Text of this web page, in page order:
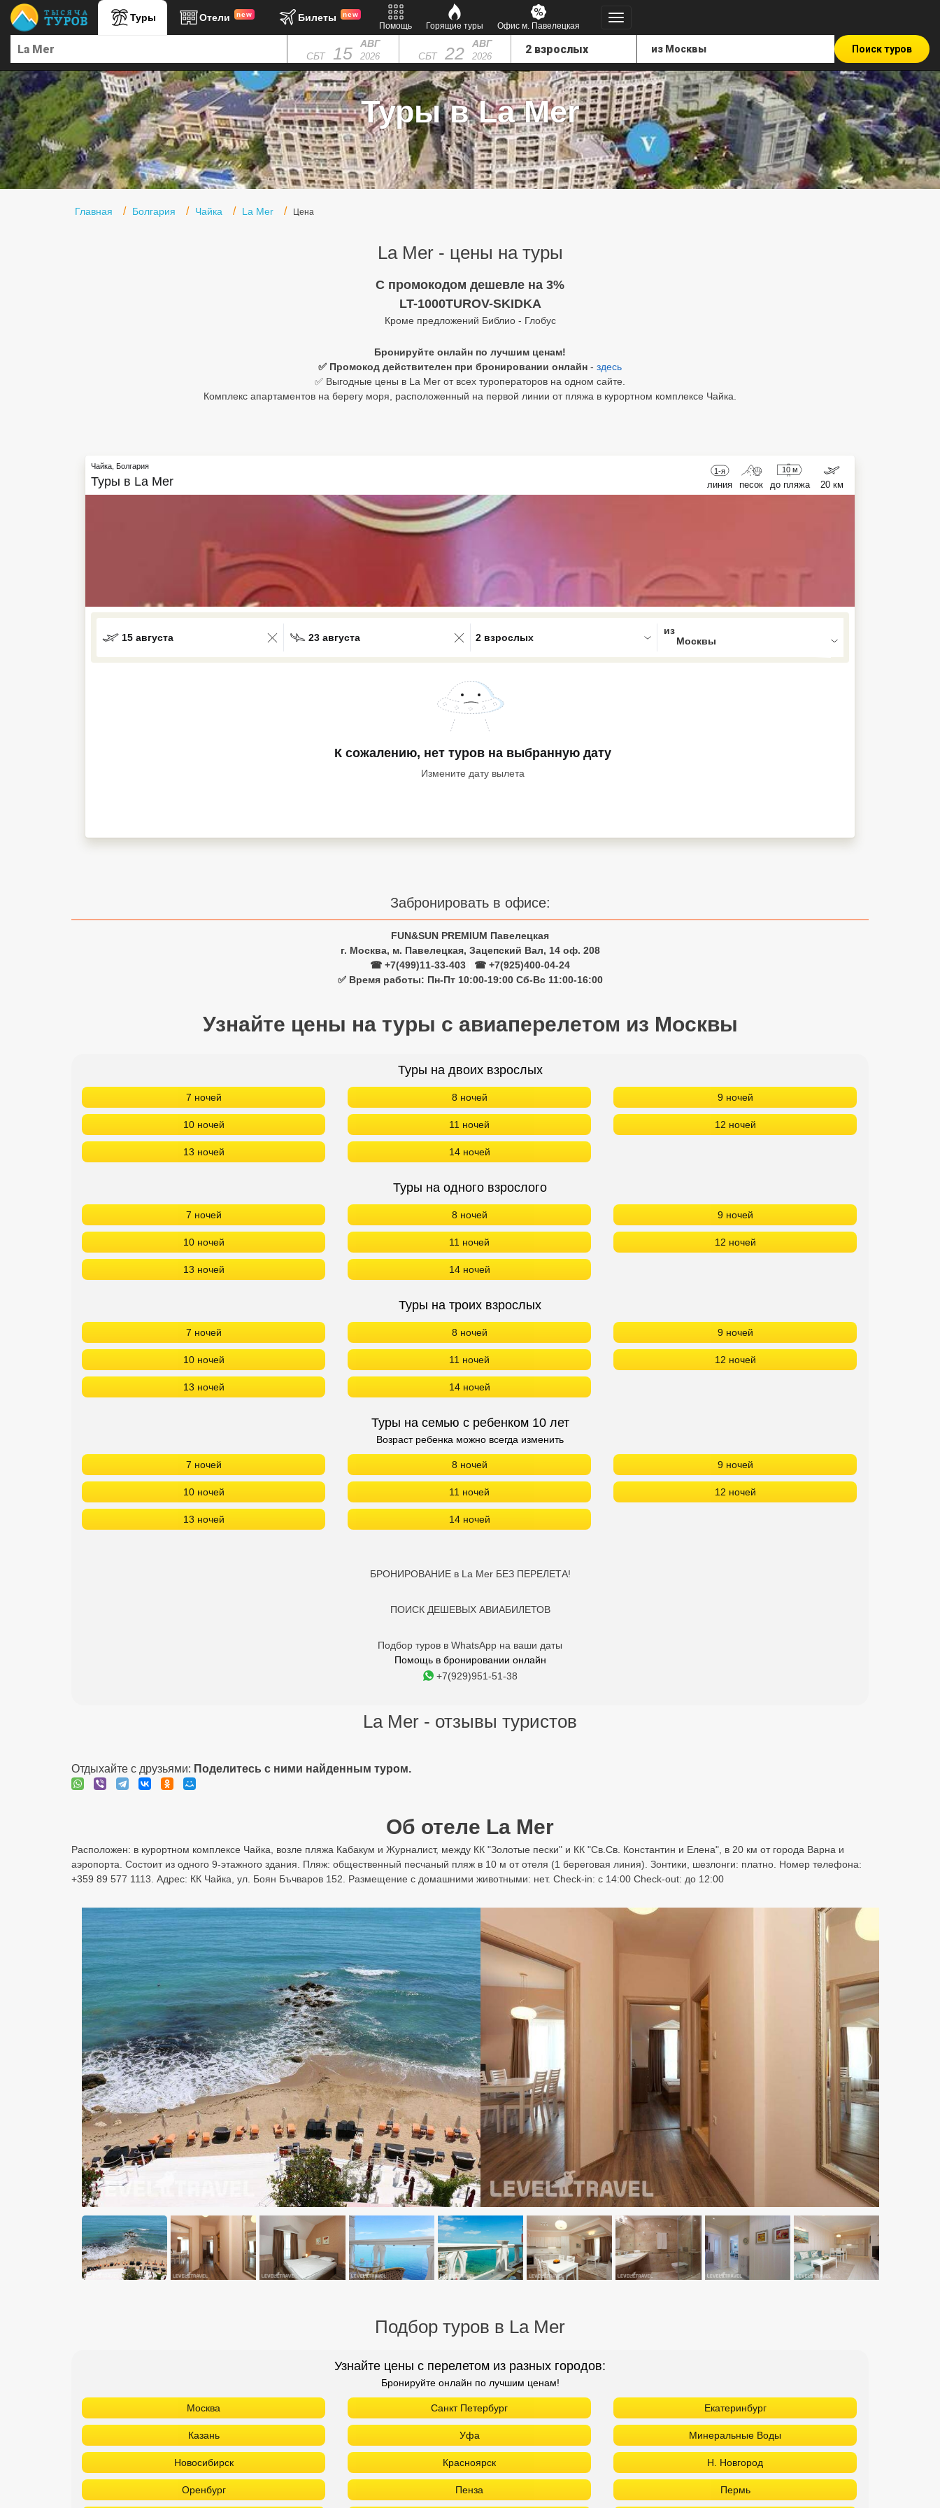
Туры Отели new Билеты new
Помощь Горящие туры Офис м. Павелецкая
СБТ 15 АВГ
2026 СБТ 22 АВГ
2026
Поиск туров
Туры в La Mer
Главная Болгария Чайка La Mer Цена
La Mer - цены на туры
C промокодом дешевле на 3%
LT-1000TUROV-SKIDKA
Кроме предложений Библио - Глобус
Бронируйте онлайн по лучшим ценам!
✅ Промокод действителен при бронировании онлайн - здесь
✅ Выгодные цены в La Mer от всех туроператоров на одном сайте.
Комплекс апартаментов на берегу моря, расположенный на первой линии от пляжа в курортном комплексе Чайка.
Чайка Болгария
Туры в La Mer
1-я
линия песок
10 м
до пляжа 20 км
15 августа 23 августа
0 results available. Select is focused , press Down to open the menu,
2 взрослых
К сожалению, нет туров на выбранную дату
Измените дату вылета
Забронировать в офисе:
FUN&SUN PREMIUM Павелецкая
г. Москва, м. Павелецкая, Зацепский Вал, 14 оф. 208
☎ +7(499)11-33-403
☎ +7(925)400-04-24
✅ Время работы: Пн-Пт 10:00-19:00 Сб-Вс 11:00-16:00
Узнайте цены на туры с авиаперелетом из Москвы
Туры на двоих взрослых
7 ночей 8 ночей 9 ночей
10 ночей 11 ночей 12 ночей
13 ночей 14 ночей
Туры на одного взрослого
7 ночей 8 ночей 9 ночей
10 ночей 11 ночей 12 ночей
13 ночей 14 ночей
Туры на троих взрослых
7 ночей 8 ночей 9 ночей
10 ночей 11 ночей 12 ночей
13 ночей 14 ночей
Туры на семью с ребенком 10 лет
Возраст ребенка можно всегда изменить
7 ночей 8 ночей 9 ночей
10 ночей 11 ночей 12 ночей
13 ночей 14 ночей
БРОНИРОВАНИЕ в La Mer БЕЗ ПЕРЕЛЕТА!
ПОИСК ДЕШЕВЫХ АВИАБИЛЕТОВ
Подбор туров в WhatsApp на ваши даты
Помощь в бронировании онлайн
+7(929)951-51-38
La Mer - отзывы туристов
Отдыхайте с друзьями: Поделитесь с ними найденным туром.
Об отеле La Mer
Расположен: в курортном комплексе Чайка, возле пляжа Кабакум и Журналист, между КК "Золотые пески" и КК "Св.Св. Константин и Елена", в 20 км от города Варна и
аэропорта. Состоит из одного 9-этажного здания. Пляж: общественный песчаный пляж в 10 м от отеля (1 береговая линия). Зонтики, шезлонги: платно. Номер телефона:
+359 89 577 1113. Адрес: КК Чайка, ул. Боян Бъчваров 152. Размещение с домашними животными: нет. Check-in: с 14:00 Check-out: до 12:00
Подбор туров в La Mer
Узнайте цены с перелетом из разных городов:
Бронируйте онлайн по лучшим ценам!
Москва Санкт Петербург Екатеринбург
Казань Уфа Минеральные Воды
Новосибирск Красноярск Н. Новгород
Оренбург Пенза Пермь
Главная
Туры в Турцию
Туры в Египет
Туры в ОАЭ
Офис г. Москва
Сетевые отели Мальдив
Сетевые отели Сейшел
Сетевые отели Маврикия